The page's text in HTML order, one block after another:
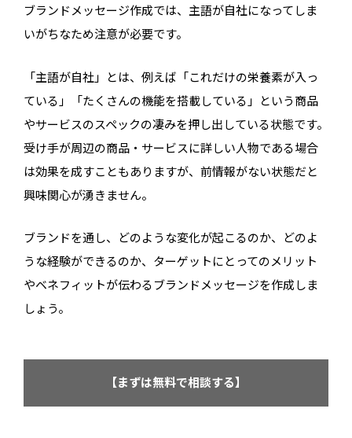
ブランドメッセージ作成では、主語が自社になってしま
いがちなため注意が必要です。
「主語が自社」とは、例えば「これだけの栄養素が入っ
ている」「たくさんの機能を搭載している」という商品
やサービスのスペックの凄みを押し出している状態です。
受け手が周辺の商品・サービスに詳しい人物である場合
は効果を成すこともありますが、前情報がない状態だと
興味関心が湧きません。
ブランドを通し、どのような変化が起こるのか、どのよ
うな経験ができるのか、ターゲットにとってのメリット
やベネフィットが伝わるブランドメッセージを作成しま
しょう。
【まずは無料で相談する】